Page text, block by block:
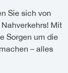
Sie sich von
Mit
Sorgen um die
– alles